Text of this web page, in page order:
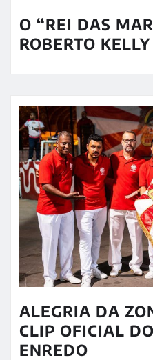
O “REI DAS
ROBERTO
ALEGRIA DA
CLIP OFICIAL
ENREDO